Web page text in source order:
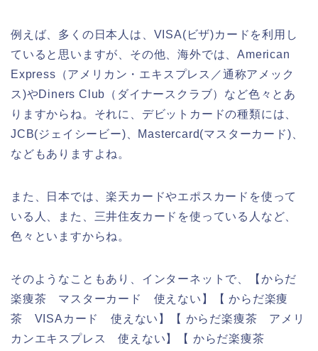
例えば、多くの日本人は、VISA(ビザ)カードを利用し
ていると思いますが、その他、海外では、American
Express（アメリカン・エキスプレス／通称アメック
ス)やDiners Club（ダイナースクラブ）など色々とあ
りますからね。それに、デビットカードの種類には、
JCB(ジェイシービー)、Mastercard(マスターカード)、
などもありますよね。
また、日本では、楽天カードやエポスカードを使って
いる人、また、三井住友カードを使っている人など、
色々といますからね。
そのようなこともあり、インターネットで、【からだ
楽痩茶 マスターカード 使えない】【 からだ楽痩
茶 VISAカード 使えない】【 からだ楽痩茶 アメリ
カンエキスプレス 使えない】【 からだ楽痩茶